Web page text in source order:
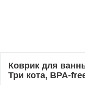
Коврик для
Три кота, BPA-